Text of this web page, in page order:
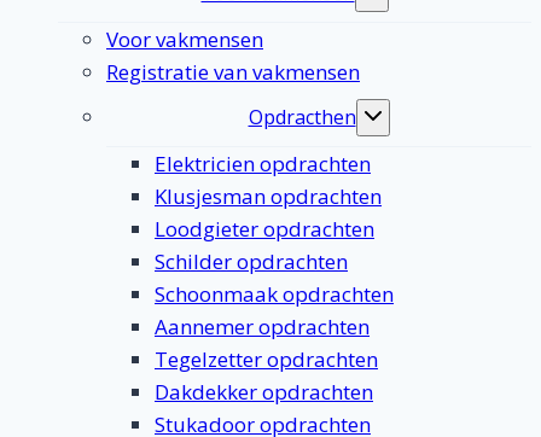
Voor vakmensen
Registratie van vakmensen
Opdracthen
Toggle
Elektricien opdrachten
Klusjesman opdrachten
Loodgieter opdrachten
Schilder opdrachten
Schoonmaak opdrachten
Aannemer opdrachten
Tegelzetter opdrachten
Dakdekker opdrachten
Stukadoor opdrachten